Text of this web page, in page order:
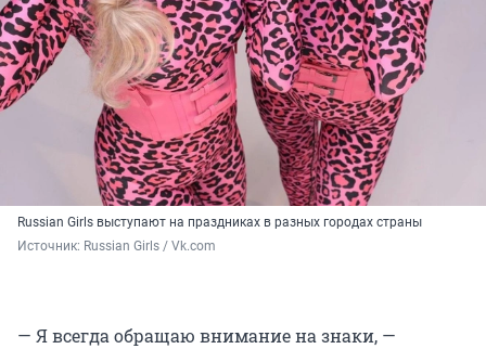
Russian Girls выступают на праздниках в разных городах страны
Источник: Russian Girls / Vk.com
— Я всегда обращаю внимание на знаки, —